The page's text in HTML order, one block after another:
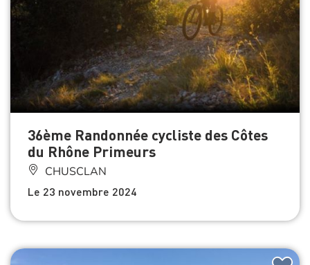
36ème Randonnée cycliste des Côtes
du Rhône Primeurs
CHUSCLAN
Le 23 novembre 2024